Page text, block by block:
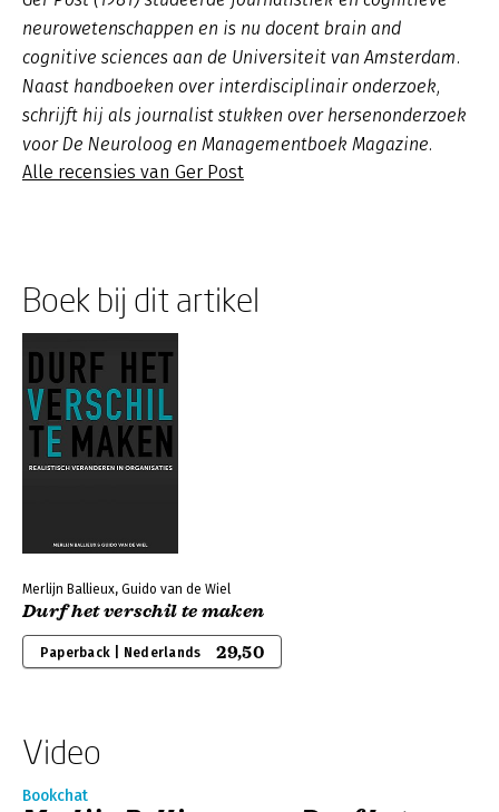
neurowetenschappen en is nu docent brain and
cognitive sciences aan de Universiteit van Amsterdam.
Naast handboeken over interdisciplinair onderzoek,
schrijft hij als journalist stukken over hersenonderzoek
voor De Neuroloog en Managementboek Magazine.
Alle recensies van Ger Post
Boek bij dit artikel
Merlijn Ballieux, Guido van de Wiel
Durf het verschil te maken
Paperback | Nederlands 29,50
Video
Bookchat